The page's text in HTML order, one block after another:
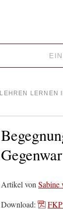
LEHREN LERNEN
Artikel von Sabine
Download: